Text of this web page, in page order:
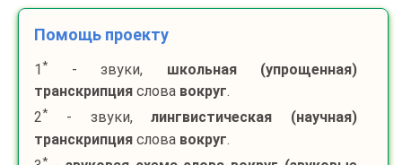
Помощь проекту
1 * - звуки, школьная (упрощенная)
транскрипция слова вокруг.
2* - звуки,лингвистическая (научная)
транскрипция слова вокруг.
*